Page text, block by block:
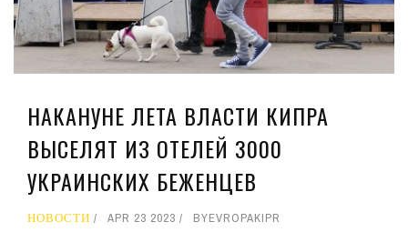
НАКАНУНЕ ЛЕТА ВЛАСТИ КИПРА
ВЫСЕЛЯТ ИЗ ОТЕЛЕЙ 3000
УКРАИНСКИХ БЕЖЕНЦЕВ
НОВОСТИ APR 23 2023 BYEVROPAKIPR